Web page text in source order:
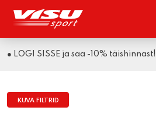
● LOGI SISSE ja saa -10% täishinnast!
KUVA FILTRID